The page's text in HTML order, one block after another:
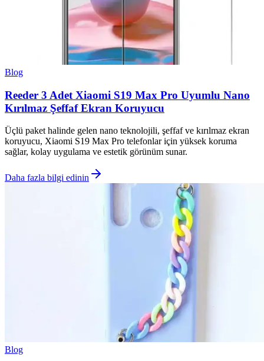
Blog
Reeder 3 Adet Xiaomi S19 Max Pro Uyumlu Nano
Kırılmaz Şeffaf Ekran Koruyucu
Üçlü paket halinde gelen nano teknolojili, şeffaf ve kırılmaz ekran
koruyucu, Xiaomi S19 Max Pro telefonlar için yüksek koruma
sağlar, kolay uygulama ve estetik görünüm sunar.
Daha fazla bilgi edinin
Blog